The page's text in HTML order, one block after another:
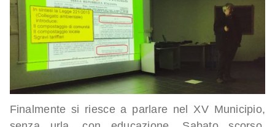
Finalmente si riesce a parlare nel XV Municipio,